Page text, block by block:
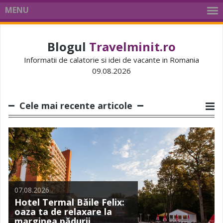
MENU
Blogul Travelminit.ro
Informatii de calatorie si idei de vacante in Romania
09.08.2026
Cele mai recente articole
07.08.2026
Hotel Termal Băile Felix:
oaza ta de relaxare la
05.08.2026
Câștigă o vacanță
săptămânal pe
Travelminit: 4 vacanțe la
02.08.2026
Casa de Oaspeți Király:
refugiul tradițional din
30.07.2026
Acasă, în Mamaia: cazări
24.07.2026
Ultima șansă să câștigi un
Iphone 17 Pro Max cu